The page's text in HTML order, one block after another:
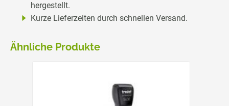
hergestellt.
Kurze Lieferzeiten durch schnellen Versand.
Ähnliche Produkte